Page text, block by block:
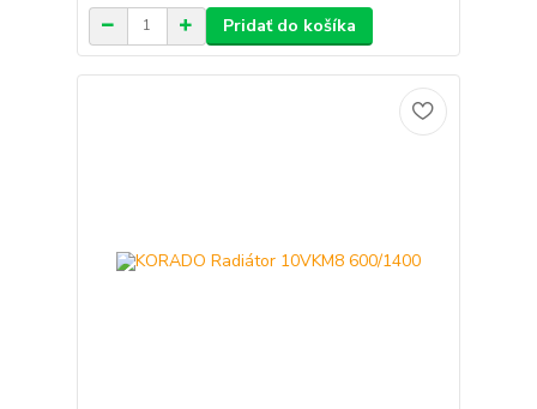
Pridať do košíka